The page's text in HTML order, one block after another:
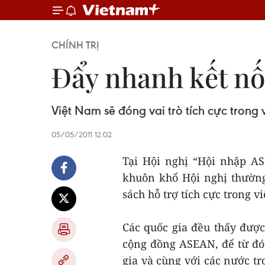
CHÍNH TRỊ
Đẩy nhanh kết
Việt Nam sẽ đóng vai trò tích cực
05/05/2011 12:02
Tại Hội nghị “Hội nhập
khuôn khổ Hội nghị
sách hỗ trợ tích cực trong
Các quốc gia đều thấy
cộng đồng ASEAN, để từ
gia và cùng với các nước